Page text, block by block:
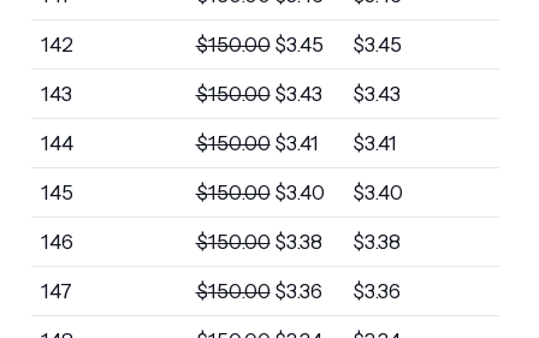
142 $150.00 $3.45 $3.45
143 $150.00 $3.43 $3.43
144 $150.00 $3.41 $3.41
145 $150.00 $3.40 $3.40
146 $150.00 $3.38 $3.38
147 $150.00 $3.36 $3.36